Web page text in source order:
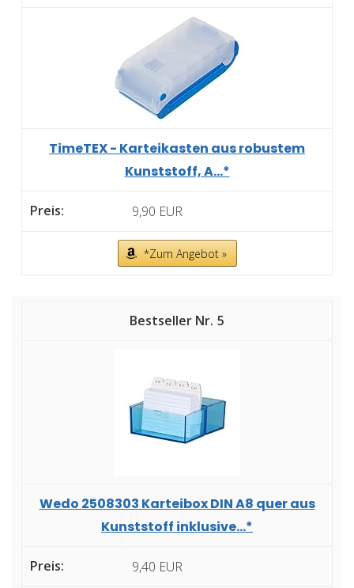
TimeTEX - Karteikasten aus robustem
Kunststoff, A...*
9,90 EUR
*Zum Angebot »
5
Wedo 2508303 Karteibox DIN A8 quer aus
Kunststoff inklusive...*
9,40 EUR